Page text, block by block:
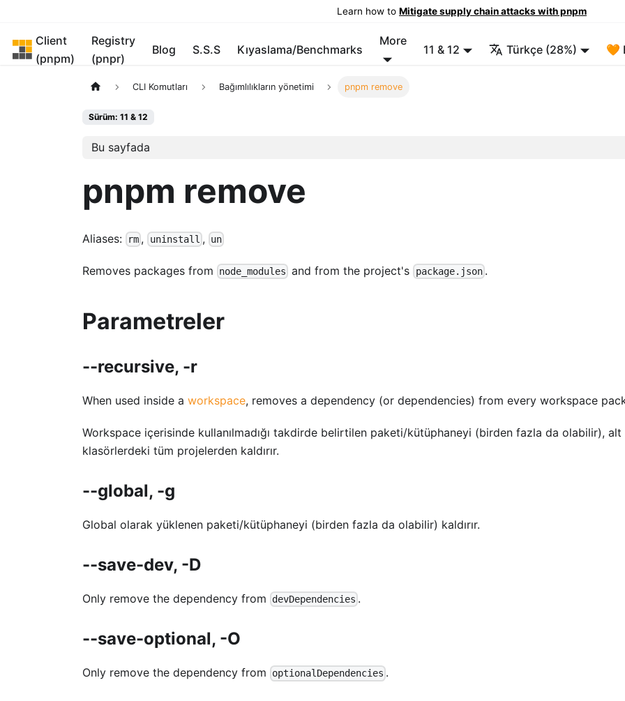
Learn how to Mitigate supply chain attacks with pnpm
pnpm
Client
(pnpm)
Registry
(pnpr)
Blog S.S.S Kıyaslama/Benchmarks
More
11 & 12 Türkçe (28%) 🧡
CLI Komutları Bağımlılıkların yönetimi pnpm remove
Sürüm: 11 & 12
Bu sayfada
pnpm remove
Aliases: rm , uninstall , un
Removes packages from node_modules and from the project's package.json.
Parametreler
--recursive, -r
When used inside a workspace, removes a dependency (or dependencies) from every workspace
Workspace içerisinde kullanılmadığı takdirde belirtilen paketi/kütüphaneyi (birden fazla da olabilir), alt
klasörlerdeki tüm projelerden kaldırır.
--global, -g
Global olarak yüklenen paketi/kütüphaneyi (birden fazla da olabilir) kaldırır.
--save-dev, -D
Only remove the dependency from devDependencies .
--save-optional, -O
Only remove the dependency from optionalDependencies .